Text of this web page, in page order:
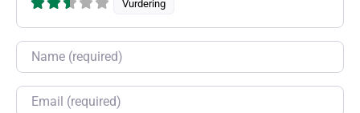
Vurdering
Name
Email